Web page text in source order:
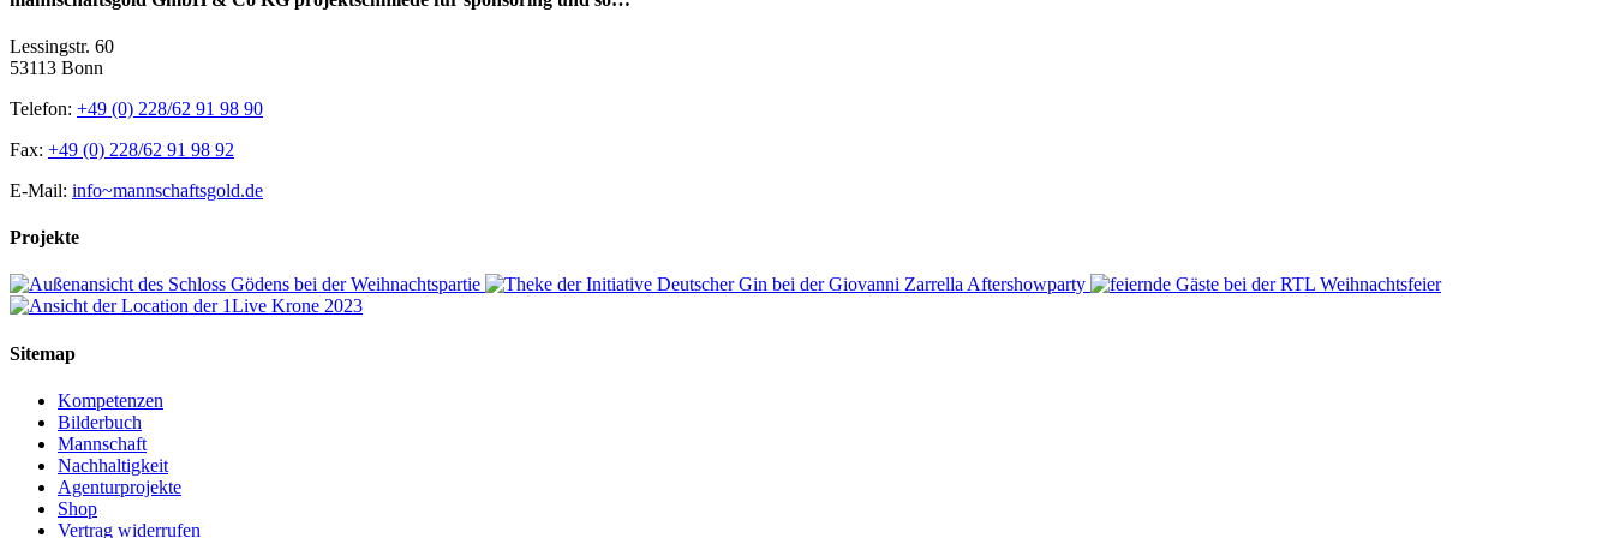
Lessingstr. 60
53113 Bonn
Telefon: +49 (0) 228/62 91 98 90
Fax: +49 (0) 228/62 91 98 92
E-Mail: info~mannschaftsgold.de
Projekte
Sitemap
Kompetenzen
Bilderbuch
Mannschaft
Nachhaltigkeit
Agenturprojekte
Shop
Vertrag widerrufen